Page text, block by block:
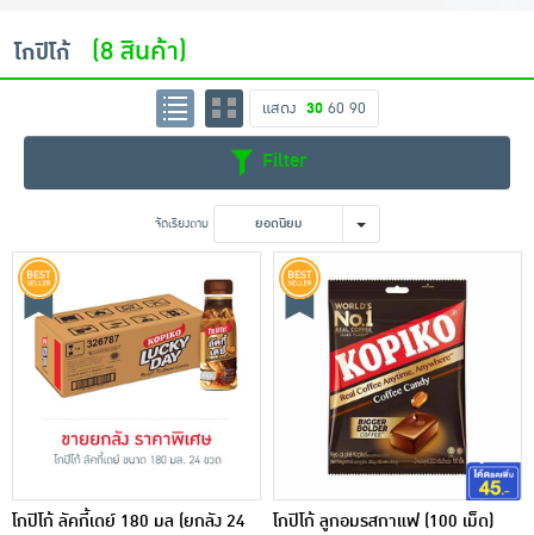
เครื่องปรุงรสและของแห้ง
ขนมขบเคี้ยว และช็อคโกแลต
อาหารสด ผัก ผลไม้และเบเกอรี่
โกปิโก้ (8 สินค้า)
แสดง 30 60 90
Filter
จัดเรียงตาม ยอดนิยม
โกปิโก้ ลัคกี้เดย์ 180 มล (ยกลัง 24
โกปิโก้ ลูกอมรสกาแฟ (100 เม็ด)